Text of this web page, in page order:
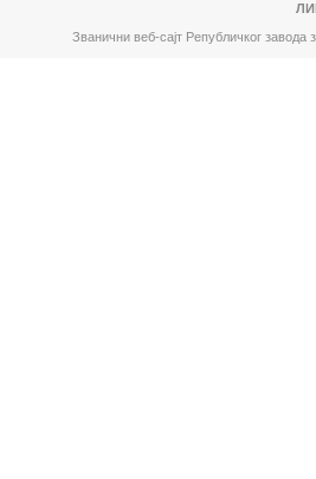
Званични веб-сајт Републичког